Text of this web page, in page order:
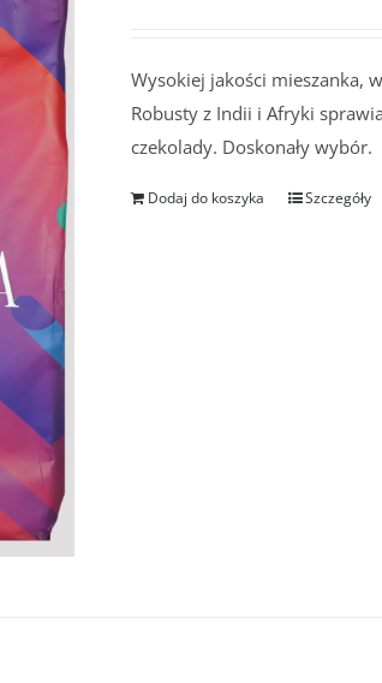
Wysokiej jakości mieszanka,
Robusty z Indii i Afryki
czekolady. Doskonały wybór.
Dodaj do koszyka Szczegóły